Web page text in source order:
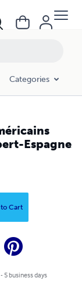
Categories
Espagne
Cart
5 business days